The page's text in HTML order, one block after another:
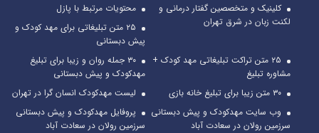
کلینیک و متخصصین گفتار درمانی و
لکنت زبان در شرق تهران
محتویات مرتبط با پازل
۲۵ متن تبلیغاتی برای مهد کودک و
پیش دبستانی
۲۵ متن تراکت تبلیغاتی مهد کودک +
مشاوره تبلیغ
۳۰ جمله روان و زیبا برای تبلیغ
مهدکودک و پیش دبستانی
۳۰ متن زیبا برای تبلیغ خانه بازی
لیست مهدکودک انسان گرا در تهران
وب سایت مهدکودک و پیش دبستانی
سرزمین رولان در سعادت آباد
پروفایل مهدکودک و پیش دبستانی
سرزمین رولان در سعادت آباد